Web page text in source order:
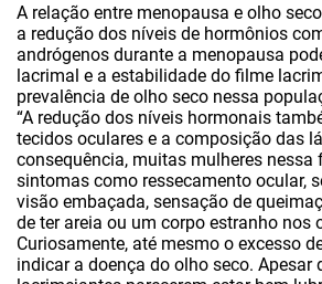
A relação entre menopausa e olho
a redução dos níveis de hormônios
andrógenos durante a menopausa
lacrimal e a estabilidade do filme
prevalência de olho seco nessa
“A redução dos níveis hormonais
tecidos oculares e a composição das
consequência, muitas mulheres nessa
sintomas como ressecamento ocular,
visão embaçada, sensação de
de terareia ou um corpo estranho nos
Curiosamente, até mesmo o excesso
indicar a doença do olho seco. Apesar